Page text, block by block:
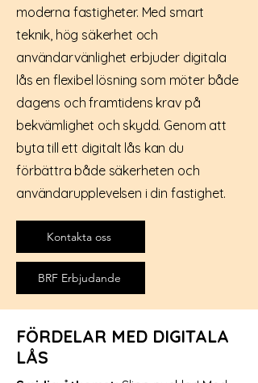
moderna fastigheter. Med smart
teknik, hög säkerhet och
användarvänlighet erbjuder digitala
lås en flexibel lösning som möter både
dagens och framtidens krav på
bekvämlighet och skydd. Genom att
byta till ett digitalt lås kan du
förbättra både säkerheten och
användarupplevelsen i din fastighet.
Kontakta oss
BRF Erbjudande
FÖRDELAR MED DIGITALA
LÅS